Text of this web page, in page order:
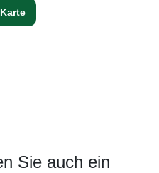
Sie auch ein